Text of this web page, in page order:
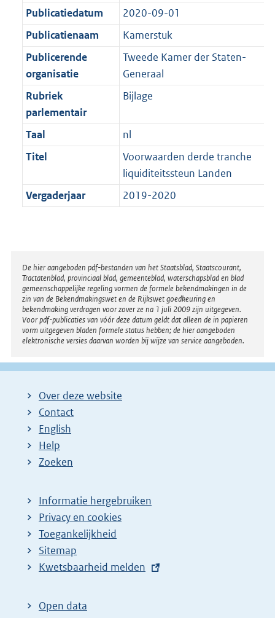
r
m
a
a
t
:
1
K
b
e
:
1
K
b
Publicatiedatum
2020-09-01
Publicatienaam
Kamerstuk
Publicerende
organisatie
Tweede Kamer der Staten-
Generaal
Rubriek
parlementair
Bijlage
Taal
nl
Titel
Voorwaarden derde tranche
liquiditeitssteun Landen
Vergaderjaar
2019-2020
Disclaimer
De hier aangeboden pdf-bestanden van het Staatsblad, Staatscourant,
Tractatenblad, provinciaal blad, gemeenteblad, waterschapsblad en blad
gemeenschappelijke regeling vormen de formele bekendmakingen in de
zin van de Bekendmakingswet en de Rijkswet goedkeuring en
bekendmaking verdragen voor zover ze na 1 juli 2009 zijn uitgegeven.
Voor pdf-publicaties van vóór deze datum geldt dat alleen de in papieren
vorm uitgegeven bladen formele status hebben; de hier aangeboden
elektronische versies daarvan worden bij wijze van service aangeboden.
Over deze website
Contact
English
Help
Zoeken
Informatie hergebruiken
Privacy en cookies
Toegankelijkheid
Sitemap
E
t
Kwetsbaarheid melden
Open data